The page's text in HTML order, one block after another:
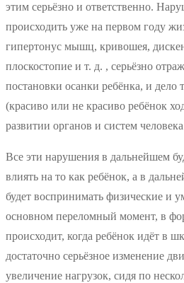
этим серьёзно и ответственно.
происходить уже на первом году
гипертонус мышц, кривошея,
плоскостопие и т. д. , серьёзно
постановки осанки ребёнка, и дело
(красиво или не красиво ребёнок
развитии органов и систем
Все эти нарушения в дальнейшем
влиять на то как ребёнок, а в
будет воспринимать физические и
основном переломный момент, в
происходит, когда ребёнок идёт в
достаточно серьёзное изменение
увеличение нагрузок, сидя по